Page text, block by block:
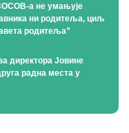
а не умањује
ни родитеља, циљ
родитеља”
директора Јовине
радна места у